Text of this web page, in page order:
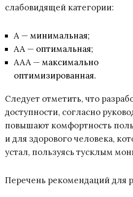
слабовидящей категории:
А — минимальная;
АА — оптимальная;
ААА — максимально
оптимизированная.
Следует отметить, что
доступности, согласно
повышают комфортность
и для здорового человека,
устал, пользуясь тусклым
Перечень рекомендаций для